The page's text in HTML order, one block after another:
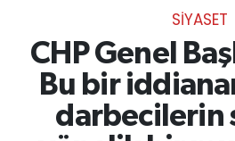
SIYASET
CHP Genel
Bu bir
darbecilerin
Yerel
Spor
Süper Lig Puan
Tüm Manşetler